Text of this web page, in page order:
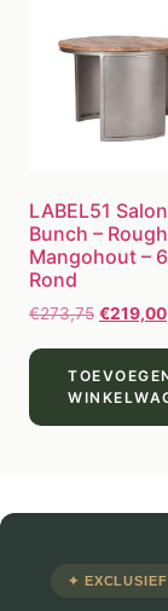
LABEL51
Bunch –
Mangohout –
Rond
€273,75 €219,00
✦